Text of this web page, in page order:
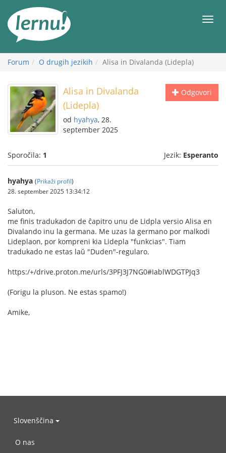
vsebini
Meni
Forum O drugih jezikih Alisa in Divalanda (Lidepla)
Odgovori
Alisa in Divalanda
(Lidepla)
od hyahya, 28.
september 2025
Sporočila: 1 Jezik: Esperanto
hyahya (Prikaži profil)
28. september 2025 13:34:12
Saluton,
me finis tradukadon de ĉapitro unu de Lidpla versio Alisa en
Divalando inu la germana. Me uzas la germano por malkodi
Lideplaon, por kompreni kia Lidepla "funkcias". Tiam
tradukado ne estas laŭ "Duden"-regularo.
https:/+/drive.proton.me/urls/3PFJ3J7NG0#IablWDGTPJq3
(Forigu la pluson. Ne estas spamo!)
Amike,
Slovenščina
O nas